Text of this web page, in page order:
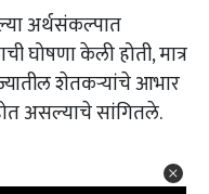
अर्थसंकल्पात
घोषणा केली होती, मात्र
शेतकर्‍यांचे आभार
असल्याचे सांगितले.